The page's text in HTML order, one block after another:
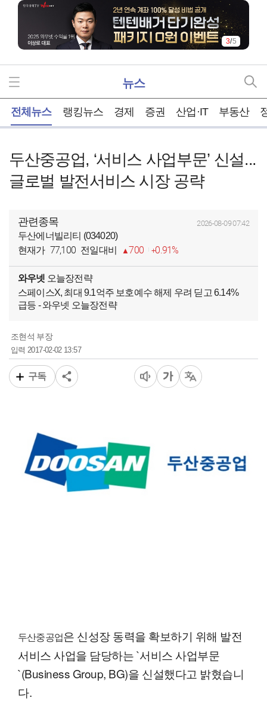
3/5
뉴스
전체뉴스 랭킹뉴스 경제 증권 산업·IT 부동산
두산중공업, ‘서비스 사업부문’ 신설...
글로벌 발전서비스 시장 공략
관련종목 2026-08-09 07:42
두산에너빌리티 (034020)
현재가 77,100 전일대비 700 0.91%
와우넷 오늘장전략
스페이스X, 최대 9.1억주 보호예수 해제 우려 딛고 6.14%
급등 - 와우넷 오늘장전략
조현석 부장
입력2017-02-02 13:57
구독
두산중공업은 신성장 동력을 확보하기 위해 발전
서비스 사업을 담당하는 `서비스 사업부문
`(Business Group, BG)을 신설했다고 밝혔습니
다.